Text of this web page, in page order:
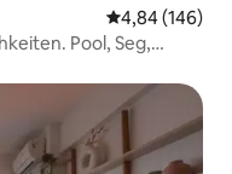
4,84 (146)
Pool, Seg,